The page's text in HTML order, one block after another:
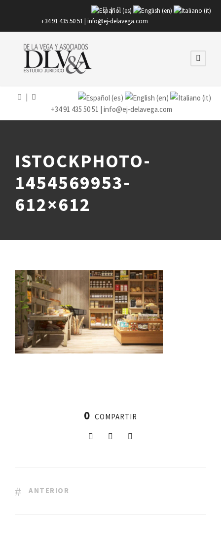
|
+34 91 435 50 51 | info@ej-delavega.com
+34 91 435 50 51 | info@ej-delavega.com
ISTOCKPHOTO-
1454569953-
612×612
0 COMPARTIR
ANTERIOR